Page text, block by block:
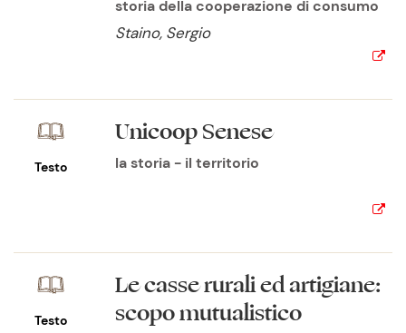
storia della cooperazione di consumo
Staino, Sergio
Testo
Unicoop Senese
la storia - il territorio
Testo
Le casse rurali ed artigiane:
scopo mutualistico